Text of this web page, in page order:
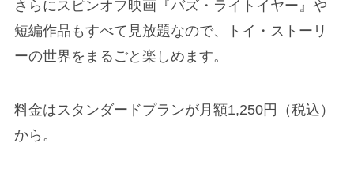
さらにスピンオフ映画『バズ・ライトイヤー』や
短編作品もすべて見放題なので、トイ・ストーリ
ーの世界をまるごと楽しめます。
料金はスタンダードプランが月額1,250円（税込）
から。